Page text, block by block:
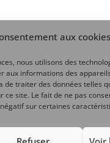
aux cookies
nous utilisons des
aux informations des
de traiter des données telles
ce site. Le fait de ne pas
sur certaines
Mon compte